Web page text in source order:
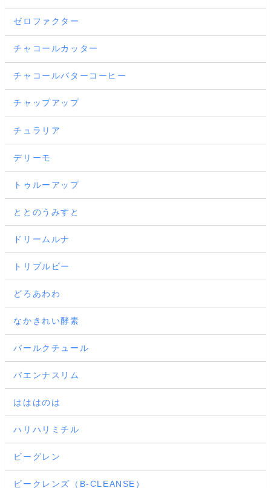
ゼロファクター
チャコールカッター
チャコールバターコーヒー
チャップアップ
チュラリア
デリーモ
トゥルーアップ
ととのうみすと
ドリームルナ
トリプルビー
どろあわわ
なかきれい酵素
パールクチュール
パエンナスリム
はははのは
ハリハリミチル
ビーグレン
ビークレンズ（B-CLEANSE）